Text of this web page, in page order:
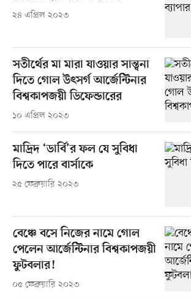
২৪ এপ্রিল ২০২৩
সতীর্থের মা মারা যাওয়ার সান্ত্বনা
দিতে গোল উৎসর্গ আর্জেন্টিনার
বিশ্বকাপজয়ী ডিফেন্ডারের
১০ এপ্রিল ২০২৩
মাদ্রিদ ‘ডার্বি’র ফল যে সুবিধা
দিতে পারে বার্সাকে
২৫ ফেব্রুয়ারি ২০২৩
বেঞ্চে বসে নিজের নামে গোল
পেলেন আর্জেন্টিনার বিশ্বকাপজয়ী
ফুটবলার!
০৫ ফেব্রুয়ারি ২০২৩